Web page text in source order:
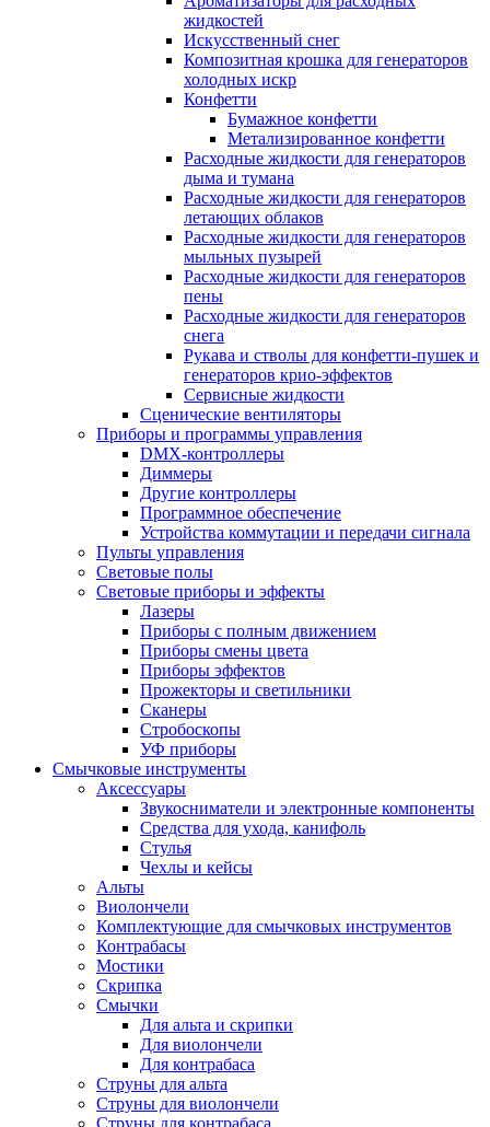
жидкостей
Искусственный снег
Композитная крошка для генераторов
холодных искр
Конфетти
Бумажное конфетти
Метализированное конфетти
Расходные жидкости для генераторов
дыма и тумана
Расходные жидкости для генераторов
летающих облаков
Расходные жидкости для генераторов
мыльных пузырей
Расходные жидкости для генераторов
пены
Расходные жидкости для генераторов
снега
Рукава и стволы для конфетти-пушек и
генераторов крио-эффектов
Сервисные жидкости
Сценические вентиляторы
Приборы и программы управления
DMX-контроллеры
Диммеры
Другие контроллеры
Программное обеспечение
Устройства коммутации и передачи сигнала
Пульты управления
Световые полы
Световые приборы и эффекты
Лазеры
Приборы с полным движением
Приборы смены цвета
Приборы эффектов
Прожекторы и светильники
Сканеры
Стробоскопы
УФ приборы
Смычковые инструменты
Аксессуары
Звукосниматели и электронные компоненты
Средства для ухода, канифоль
Стулья
Чехлы и кейсы
Альты
Виолончели
Комплектующие для смычковых инструментов
Контрабасы
Мостики
Скрипка
Смычки
Для альта и скрипки
Для виолончели
Для контрабаса
Струны для альта
Струны для виолончели
Струны для контрабаса